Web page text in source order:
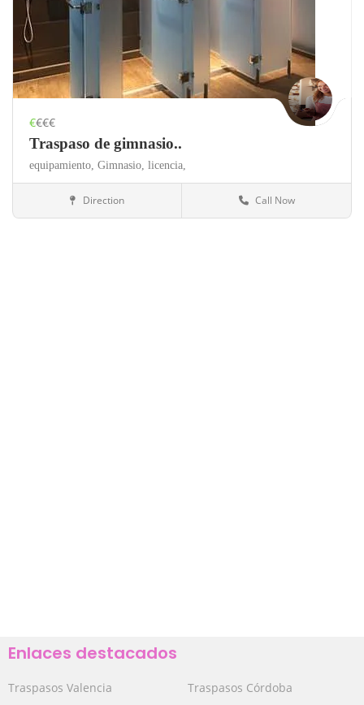
€€€€
Traspaso de gimnasio..
equipamiento, Gimnasio, licencia,
GimnasiosDirection Call Now
Enlaces destacados
Traspasos Valencia
Traspasos Córdoba